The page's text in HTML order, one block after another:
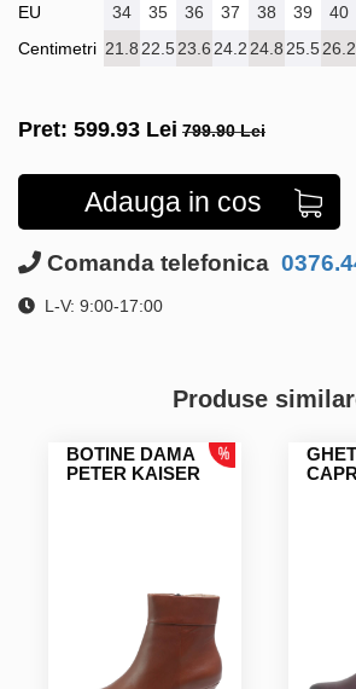
EU
Centimetri
34 35 36 37 38 39
40
21.8 22.523.6 24.2 24.8 25.526.2
Pret: 599.93 Lei 799.90 Lei
Adauga in cos
Comanda telefonica
L-V: 9:00-17:00
Produse
BOTINE DAMA
PETER KAISER